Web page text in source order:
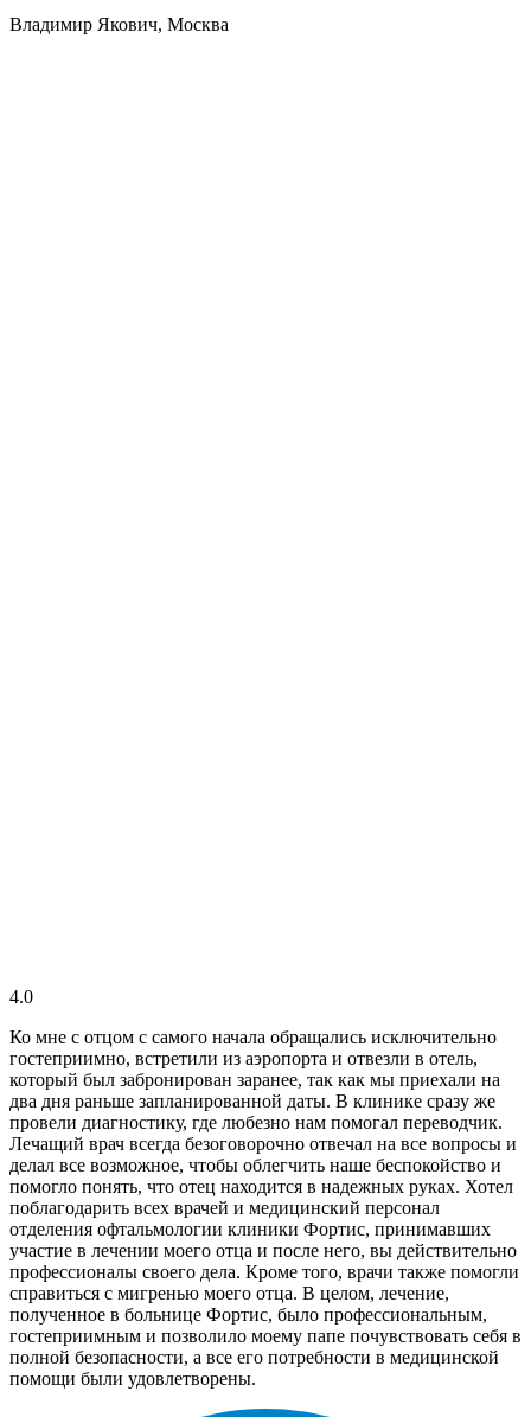
Владимир Якович, Москва
4.0
Ко мне с отцом с самого начала обращались исключительно
гостеприимно, встретили из аэропорта и отвезли в отель,
который был забронирован заранее, так как мы приехали на
два дня раньше запланированной даты. В клинике сразу же
провели диагностику, где любезно нам помогал переводчик.
Лечащий врач всегда безоговорочно отвечал на все вопросы и
делал все возможное, чтобы облегчить наше беспокойство и
помогло понять, что отец находится в надежных руках. Хотел
поблагодарить всех врачей и медицинский персонал
отделения офтальмологии клиники Фортис, принимавших
участие в лечении моего отца и после него, вы действительно
профессионалы своего дела. Кроме того, врачи также помогли
справиться с мигренью моего отца. В целом, лечение,
полученное в больнице Фортис, было профессиональным,
гостеприимным и позволило моему папе почувствовать себя в
полной безопасности, а все его потребности в медицинской
помощи были удовлетворены.